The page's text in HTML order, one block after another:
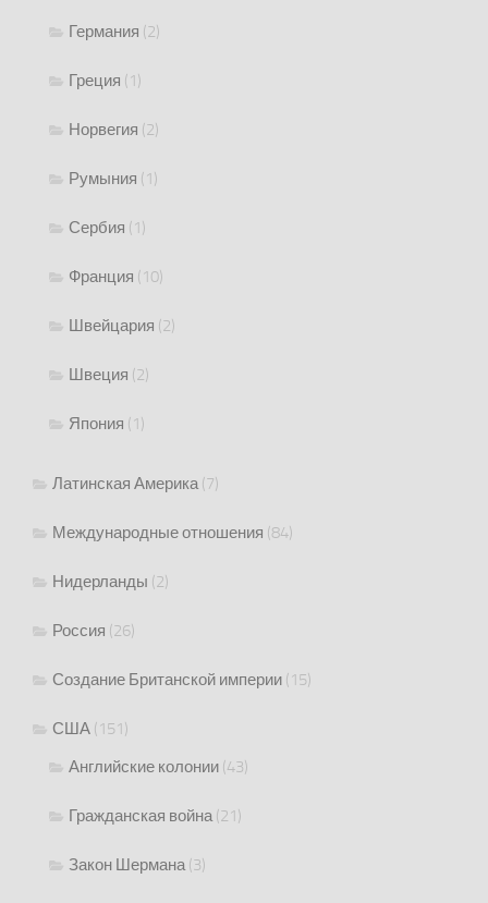
Германия (2)
Греция (1)
Норвегия (2)
Румыния (1)
Сербия (1)
Франция (10)
Швейцария (2)
Швеция (2)
Япония (1)
Латинская Америка(7)
Международные отношения (84)
Нидерланды (2)
Россия (26)
Создание Британской империи (15)
США (151)
Английские колонии (43)
Гражданская война(21)
Закон Шермана(3)